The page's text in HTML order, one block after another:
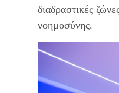
διαδραστικές
νοημοσύνης.